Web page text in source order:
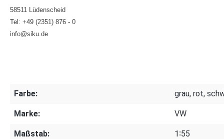
58511 Lüdenscheid
Tel: +49 (2351) 876 - 0
info@siku.de
Farbe: grau, rot,
Marke: VW
Maßstab: 1∶55